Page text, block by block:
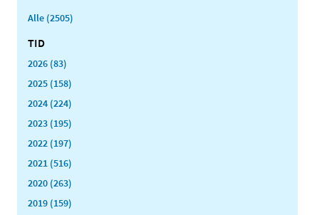
Alle (2505)
TID
2026 (83)
2025 (158)
2024 (224)
2023 (195)
2022 (197)
2021 (516)
2020 (263)
2019 (159)